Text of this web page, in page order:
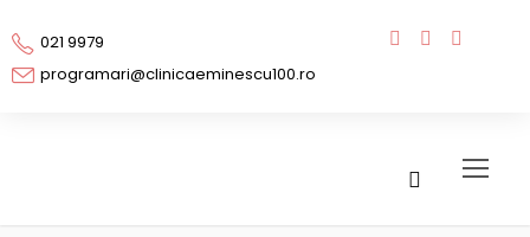
021 9979
programari@clinicaeminescu100.ro